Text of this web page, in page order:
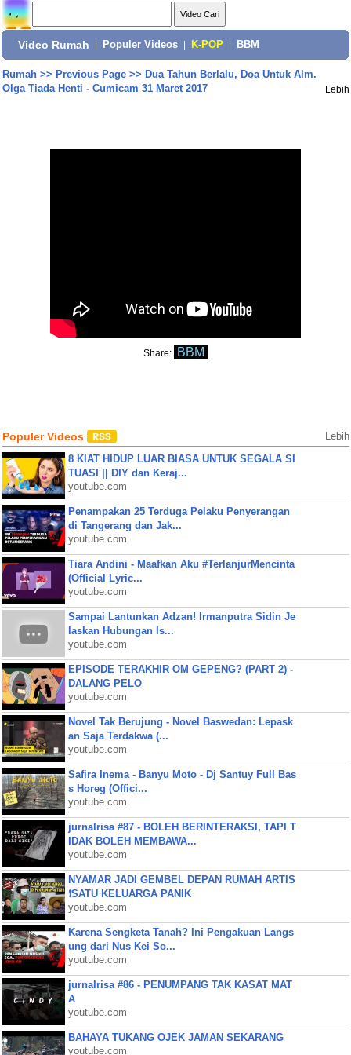
Video Rumah Populer Videos K-POP BBM
Rumah>> Previous Page>> Dua Tahun Berlalu, Doa Untuk Alm.
Olga Tiada Henti - Cumicam 31 Maret 2017
Lebih
Share: BBM
Populer Videos Lebih
8 KIAT HIDUP LUAR BIASA UNTUK SEGALA SI
TUASI || DIY dan Keraj...
youtube.com
Penampakan 25 Terduga Pelaku Penyerangan
di Tangerang dan Jak...
youtube.com
Tiara Andini - Maafkan Aku #TerlanjurMencinta
(Official Lyric...
youtube.com
Sampai Lantunkan Adzan! Irmanputra Sidin Je
laskan Hubungan Is...
youtube.com
EPISODE TERAKHIR OM GEPENG? (PART 2) -
DALANG PELO
youtube.com
Novel Tak Berujung - Novel Baswedan: Lepask
an Saja Terdakwa (...
youtube.com
Safira Inema - Banyu Moto - Dj Santuy Full Bas
s Horeg (Offici...
youtube.com
jurnalrisa #87 - BOLEH BERINTERAKSI, TAPI T
IDAK BOLEH MEMBAWA...
youtube.com
NYAMAR JADI GEMBEL DEPAN RUMAH ARTIS
❗SATU KELUARGA PANIK
youtube.com
Karena Sengketa Tanah? Ini Pengakuan Langs
ung dari Nus Kei So...
youtube.com
jurnalrisa #86 - PENUMPANG TAK KASAT MAT
A
youtube.com
BAHAYA TUKANG OJEK JAMAN SEKARANG
youtube.com